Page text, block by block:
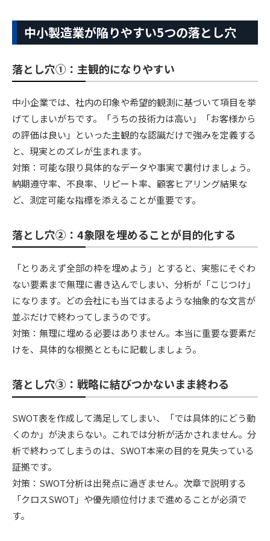
中小製造業が陥りやすい5つの落とし穴
落とし穴①：主観的になりやすい
中小企業では、社内の印象や希望的観測に基づいて項目を挙
げてしまいがちです。「うちの技術力は高い」「お客様から
の評価は良い」といった主観的な認識だけで強みを定義する
と、現実とのズレが生まれます。
対策：可能な限り具体的なデータや事実で裏付けましょう。
納期遵守率、不良率、リピート率、顧客ヒアリング結果な
ど、測定可能な指標を添えることが重要です。
落とし穴②：4象限を埋めることが目的化する
「とりあえず全部の枠を埋めよう」とすると、実態にそぐわ
ない要素まで無理に書き込んでしまい、分析が「こじつけ」
になります。どの会社にも当てはまるような抽象的な文言が
並ぶだけで終わってしまうのです。
対策：無理に埋める必要はありません。本当に重要な要素だ
けを、具体的な根拠とともに記載しましょう。
落とし穴③：戦略に結びつかないまま終わる
SWOT表を作成して満足してしまい、「では具体的にどう動
くのか」が決まらない。これでは分析が活かされません。分
析で終わってしまうのは、SWOT本来の目的を見失っている
証拠です。
対策：SWOT分析は出発点に過ぎません。次章で説明する
「クロスSWOT」や優先順位付けまで進めることが必須で
す。